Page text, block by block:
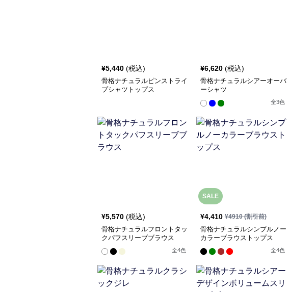
¥5,440 (税込)
骨格ナチュラルピンストライ
プシャツトップス
¥6,620 (税込)
骨格ナチュラルシアーオーバ
ーシャツ
全3色
¥5,570 (税込)
骨格ナチュラルフロントタッ
クパフスリーブブラウス
全4色
SALE
¥4,410 ¥4910(割引前)
骨格ナチュラルシンプルノー
カラーブラウストップス
全4色